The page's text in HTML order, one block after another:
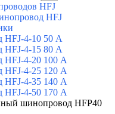
HFJ
HFJ
4-10 50 А
4-15 80 А
4-20 100 А
4-25 120 А
4-35 140 А
4-50 170 А
шинопровод HFP40